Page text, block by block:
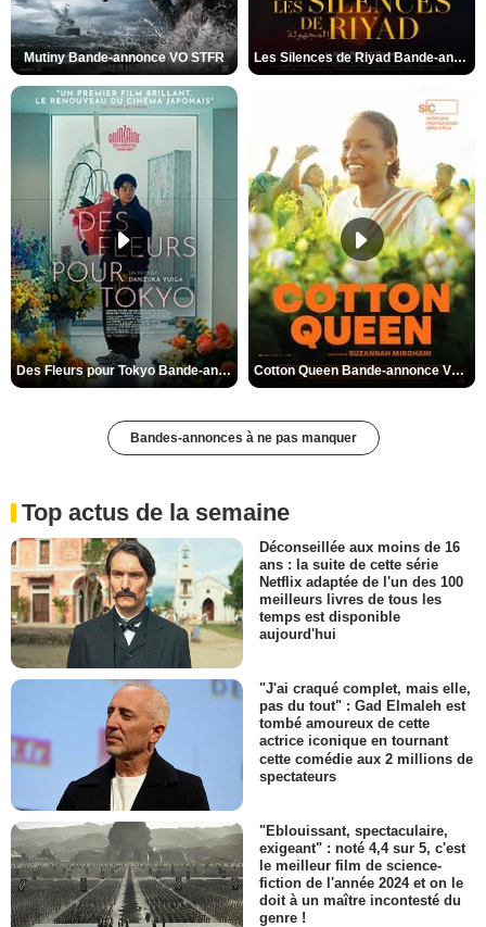
Mutiny Bande-annonce VO STFR Les Silences de Riyad Bande-annonce VO STFR
Des Fleurs pour Tokyo Bande-annonce VO STFR Cotton Queen Bande-annonce VO STFR
Bandes-annonces à ne pas manquer
Top actus de la semaine
Déconseillée aux moins de 16
ans : la suite de cette série
Netflix adaptée de l'un des 100
meilleurs livres de tous les
temps est disponible
aujourd'hui
"J'ai craqué complet, mais elle,
pas du tout" : Gad Elmaleh est
tombé amoureux de cette
actrice iconique en tournant
cette comédie aux 2 millions de
spectateurs
"Eblouissant, spectaculaire,
exigeant" : noté 4,4 sur 5, c'est
le meilleur film de science-
fiction de l'année 2024 et on le
doit à un maître incontesté du
genre !